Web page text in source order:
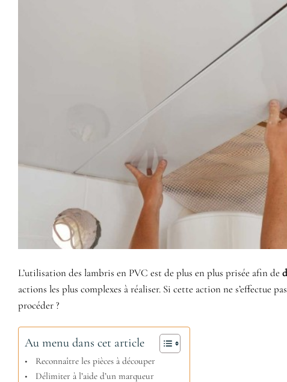
L’utilisation des lambris en PVC est de plus en plus prisée afin de
actions les plus complexes à réaliser. Si cette action ne s’effectue
procéder ?
Au menu dans cet article
Reconnaître les pièces à découper
Délimiter à l’aide d’un marqueur